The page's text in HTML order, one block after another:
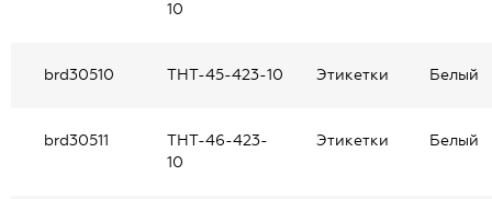
10
brd30510 THT-45-423-10 Этикетки Белый
brd30511
THT-46-423-
10
Этикетки Белый